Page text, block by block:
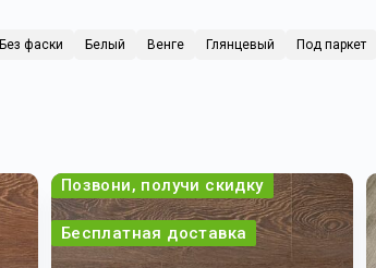
Без фаски Белый Венге Глянцевый Под паркет
Позвони, получи скидку
Бесплатная доставка